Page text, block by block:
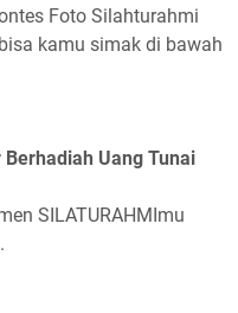
Foto Silahturahmi
kamu simak di bawah
Uang Tunai
SILATURAHMImu